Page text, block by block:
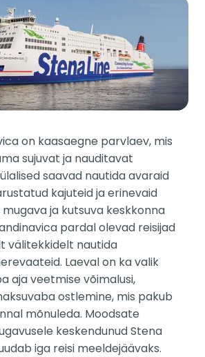
on kaasaegne parvlaev, mis
sujuvat ja nauditavat
saavad nautida avaraid
kajuteid ja erinevaid
ja kutsuva keskkonna
pardal olevad reisijad
välitekkidelt nautida
Laeval on ka valik
aja veetmise võimalusi,
ostlemine, mis pakub
mõnuleda. Moodsate
keskendunud Stena
iga reisi meeldejäävaks.